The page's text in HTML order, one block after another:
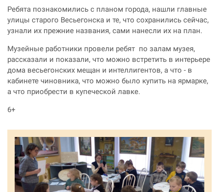
Ребята познакомились с планом города, нашли главные
улицы старого Весьегонска и те, что сохранились сейчас,
узнали их прежние названия, сами нанесли их на план.
Музейные работники провели ребят по залам музея,
рассказали и показали, что можно встретить в интерьере
дома весьегонских мещан и интеллигентов, а что - в
кабинете чиновника, что можно было купить на ярмарке,
а что приобрести в купеческой лавке.
6+